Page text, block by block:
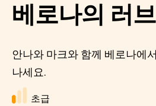
베로나의 러
안나와 마크와 함께 베로나에
나세요.
초급